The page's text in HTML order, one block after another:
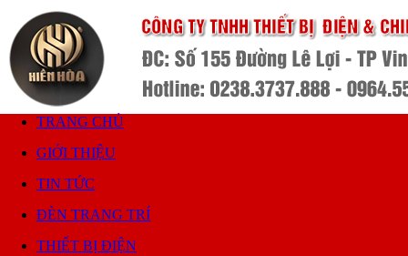
TRANG CHỦ
GIỚI THIỆU
TIN TỨC
ĐÈN TRANG TRÍ
THIẾT BỊ ĐIỆN